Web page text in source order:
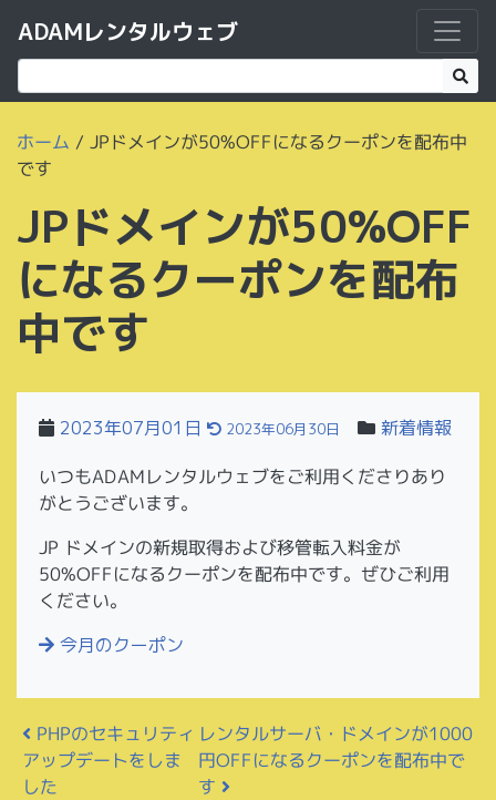
ADAMレンタルウェブ
ホーム /JPドメインが50%OFFになるクーポンを配布中
です
JPドメインが50%OFF
になるクーポンを配布
中です
2023年07月01日 2023年06月30日 新着情報
いつもADAMレンタルウェブをご利用くださりあり
がとうございます。
JP ドメインの新規取得および移管転入料金が
50%OFFになるクーポンを配布中です。ぜひご利用
ください。
今月のクーポン
投稿ナビゲーション
PHPのセキュリティ
アップデートをしま
した
レンタルサーバ・ドメインが1000
円OFFになるクーポンを配布中で
す